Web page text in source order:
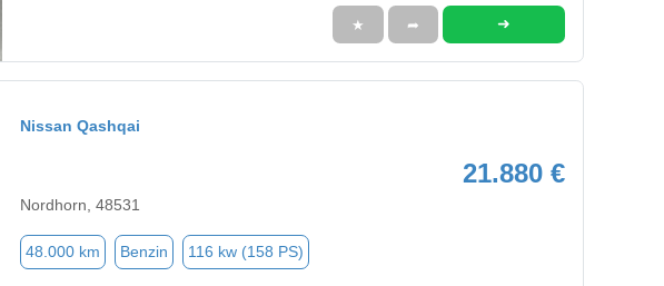
★ ➦ ➜
Nissan Qashqai
21.880 €
Nordhorn, 48531
48.000 km Benzin 116 kw (158 PS)